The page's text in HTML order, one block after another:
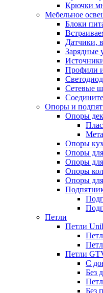
Крючки
Мебельное
Блоки
Датчики,
Зарядные
Профили
Сетевые
Опоры и
Опоры
Опоры
Опоры
Опоры
Опоры
Опоры
Петли
Петли
Петли
С
Без
Без